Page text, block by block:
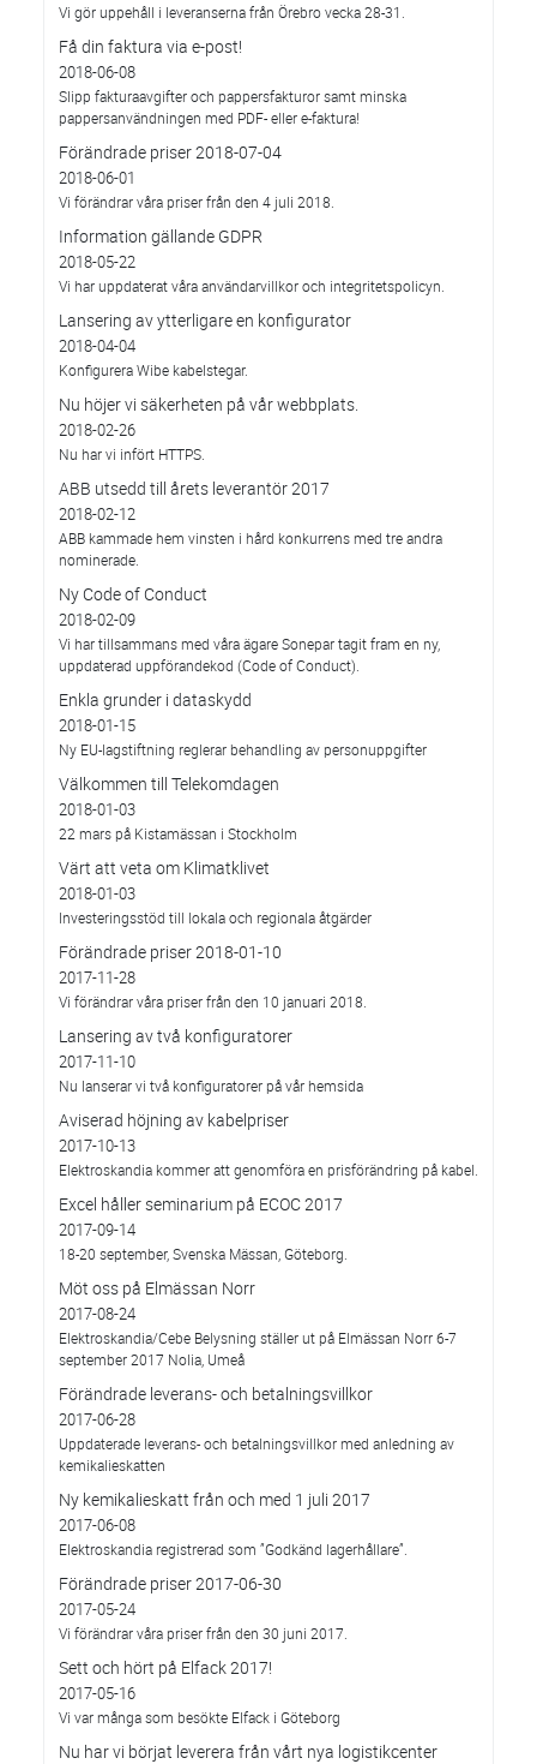
Vi gör uppehåll i leveranserna från Örebro vecka 28-31.
Få din faktura via e-post!
2018-06-08
Slipp fakturaavgifter och pappersfakturor samt minska
pappersanvändningen med PDF- eller e-faktura!
Förändrade priser 2018-07-04
2018-06-01
Vi förändrar våra priser från den 4 juli 2018.
Information gällande GDPR
2018-05-22
Vi har uppdaterat våra användarvillkor och integritetspolicyn.
Lansering av ytterligare en konfigurator
2018-04-04
Konfigurera Wibe kabelstegar.
Nu höjer vi säkerheten på vår webbplats.
2018-02-26
Nu har vi infört HTTPS.
ABB utsedd till årets leverantör 2017
2018-02-12
ABB kammade hem vinsten i hård konkurrens med tre andra
nominerade.
Ny Code of Conduct
2018-02-09
Vi har tillsammans med våra ägare Sonepar tagit fram en ny,
uppdaterad uppförandekod (Code of Conduct).
Enkla grunder i dataskydd
2018-01-15
Ny EU-lagstiftning reglerar behandling av personuppgifter
Välkommen till Telekomdagen
2018-01-03
22 mars på Kistamässan i Stockholm
Värt att veta om Klimatklivet
2018-01-03
Investeringsstöd till lokala och regionala åtgärder
Förändrade priser 2018-01-10
2017-11-28
Vi förändrar våra priser från den 10 januari 2018.
Lansering av två konfiguratorer
2017-11-10
Nu lanserar vi två konfiguratorer på vår hemsida
Aviserad höjning av kabelpriser
2017-10-13
Elektroskandia kommer att genomföra en prisförändring på kabel.
Excel håller seminarium på ECOC 2017
2017-09-14
18-20 september, Svenska Mässan, Göteborg.
Möt oss på Elmässan Norr
2017-08-24
Elektroskandia/Cebe Belysning ställer ut på Elmässan Norr 6-7
september 2017 Nolia, Umeå
Förändrade leverans- och betalningsvillkor
2017-06-28
Uppdaterade leverans- och betalningsvillkor med anledning av
kemikalieskatten
Ny kemikalieskatt från och med 1 juli 2017
2017-06-08
Elektroskandia registrerad som ”Godkänd lagerhållare”.
Förändrade priser 2017-06-30
2017-05-24
Vi förändrar våra priser från den 30 juni 2017.
Sett och hört på Elfack 2017!
2017-05-16
Vi var många som besökte Elfack i Göteborg
Nu har vi börjat leverera från vårt nya logistikcenter